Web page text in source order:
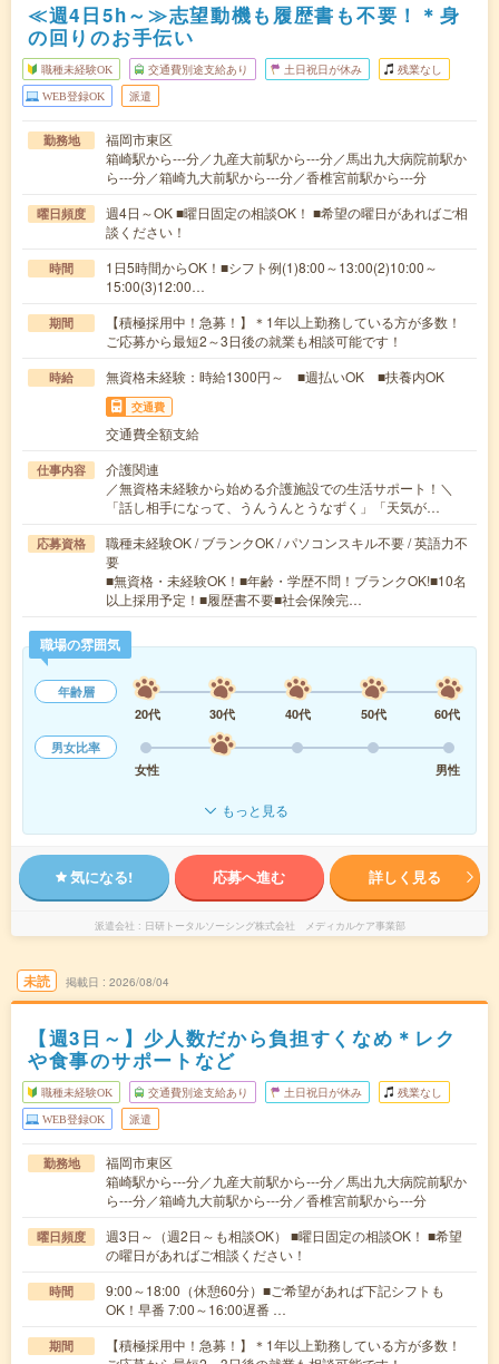
≪週4日5h～≫志望動機も履歴書も不要！＊身
の回りのお手伝い
職種未経験OK 交通費別途支給あり 土日祝日が休み 残業なし
WEB登録OK 派遣
勤務地
福岡市東区
箱崎駅から---分／九産大前駅から---分／馬出九大病院前駅か
ら---分／箱崎九大前駅から---分／香椎宮前駅から---分
曜日頻度
週4日～OK ■曜日固定の相談OK！ ■希望の曜日があればご相
談ください！
時間
1日5時間からOK！■シフト例(1)8:00～13:00(2)10:00～
15:00(3)12:00…
期間
【積極採用中！急募！】＊1年以上勤務している方が多数！
ご応募から最短2～3日後の就業も相談可能です！
時給 無資格未経験：時給1300円～ ■週払いOK ■扶養内OK
交通費
交通費全額支給
仕事内容
介護関連
／無資格未経験から始める介護施設での生活サポート！＼
「話し相手になって、うんうんとうなずく」「天気が…
応募資格
職種未経験OK / ブランクOK / パソコンスキル不要 / 英語力不
要
■無資格・未経験OK！■年齢・学歴不問！ブランクOK!■10名
以上採用予定！■履歴書不要■社会保険完…
職場の雰囲気
年齢層
20代
30代 40代 50代
60代
男女比率
女性
男性
もっと見る
気になる! 応募へ進む 詳しく見る
派遣会社 日研トータルソーシング株式会社 メディカルケア事業部
未読 掲載日 2026/08/04
【週3日～】少人数だから負担すくなめ＊レク
や食事のサポートなど
職種未経験OK 交通費別途支給あり 土日祝日が休み 残業なし
WEB登録OK 派遣
勤務地
福岡市東区
箱崎駅から---分／九産大前駅から---分／馬出九大病院前駅か
ら---分／箱崎九大前駅から---分／香椎宮前駅から---分
曜日頻度
週3日～（週2日～も相談OK） ■曜日固定の相談OK！ ■希望
の曜日があればご相談ください！
時間
9:00～18:00（休憩60分）■ご希望があれば下記シフトも
OK！早番 7:00～16:00遅番 …
期間
【積極採用中！急募！】＊1年以上勤務している方が多数！